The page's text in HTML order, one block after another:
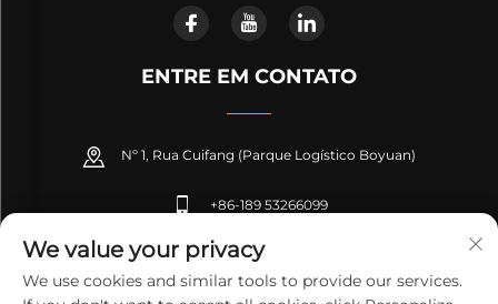
ENTRE EM CONTATO
Nº 1, Rua Cuifang (Parque Logístico Boyuan)
+86-189 53266099
[email protected]
We value your privacy
We use cookies and similar tools to provide our services.